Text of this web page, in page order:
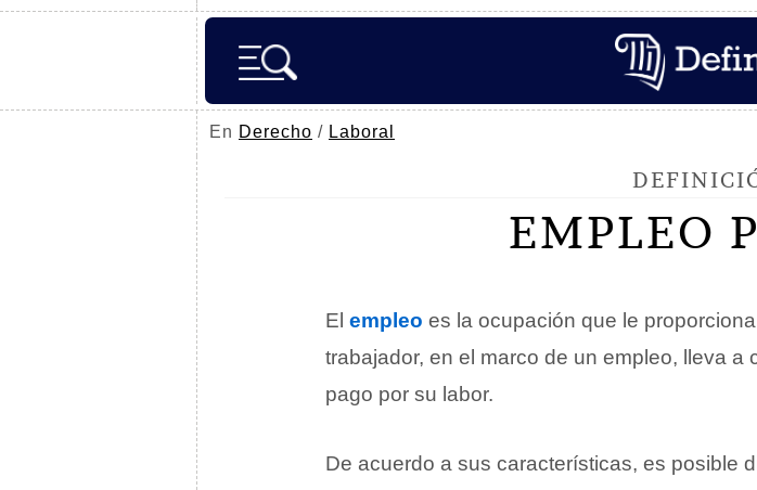
En Derecho / Laboral
EMPLEO
El empleo es la ocupación que le
trabajador, en el marco de un empleo, lleva
pago por su labor.
De acuerdo a sus características, es posible